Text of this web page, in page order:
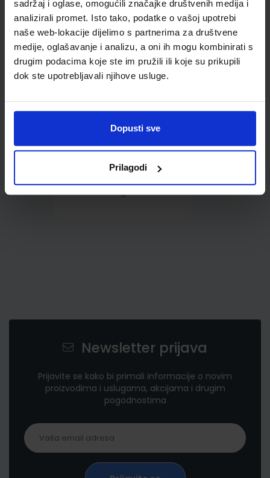
sadržaj i oglase, omogućili značajke društvenih medija i
analizirali promet. Isto tako, podatke o vašoj upotrebi
naše web-lokacije dijelimo s partnerima za društvene
medije, oglašavanje i analizu, a oni ih mogu kombinirati s
drugim podacima koje ste im pružili ili koje su prikupili
dok ste upotrebljavali njihove usluge.
Dopusti sve
Prilagodi
431x304; tip 178
0,85 €
Newsletter prijava
Prijavite se kako bi primali informacije o novim
proizvodima i uslugama, akcijama i drugim
pogodnostima